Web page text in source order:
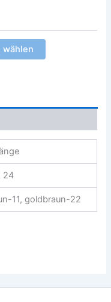
wählen
24
11, goldbraun-22